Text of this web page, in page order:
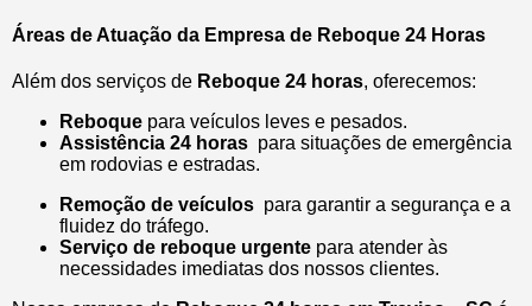
Áreas de Atuação da Empresa de Reboque 24 Horas
Além dos serviços de Reboque 24 horas, oferecemos:
Reboque para veículos leves e pesados.
Assistência 24 horas para situações de emergência
em rodovias e estradas.
Remoção de veículos para garantir a segurança e a
fluidez do tráfego.
Serviço de reboque urgente para atender às
necessidades imediatas dos nossos clientes.